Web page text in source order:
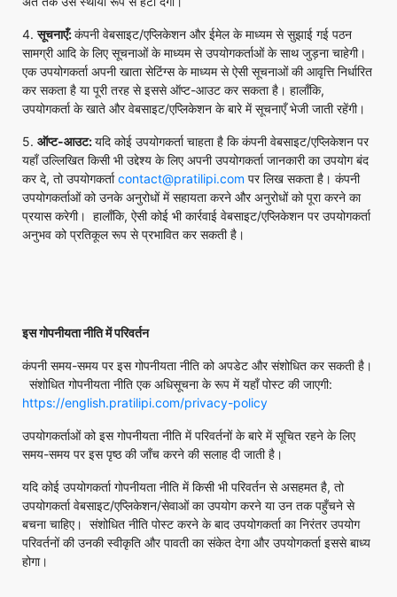
4.सूचनाएँ:कंपनी वेबसाइट/एप्लिकेशन और ईमेल के माध्यम से सुझाई गई पठन
सामग्री आदि के लिए सूचनाओं के माध्यम से उपयोगकर्ताओं के साथ जुड़ना चाहेगी।
एक उपयोगकर्ता अपनी खाता सेटिंग्स के माध्यम से ऐसी सूचनाओं की आवृत्ति निर्धारित
कर सकता है या पूरी तरह से इससे ऑप्ट-आउट कर सकता है। हालाँकि,
उपयोगकर्ता के खाते और वेबसाइट/एप्लिकेशन के बारे में सूचनाएँ भेजी जाती रहेंगी।
5. ऑप्ट-आउट:यदि कोई उपयोगकर्ता चाहता है कि कंपनी वेबसाइट/एप्लिकेशन पर
यहाँ उल्लिखित किसी भी उद्देश्य के लिए अपनी उपयोगकर्ता जानकारी का उपयोग बंद
कर दे, तो उपयोगकर्ताcontact@pratilipi.com पर लिख सकता है। कंपनी
उपयोगकर्ताओं को उनके अनुरोधों में सहायता करने और अनुरोधों को पूरा करने का
प्रयास करेगी। हालाँकि, ऐसी कोई भी कार्रवाई वेबसाइट/एप्लिकेशन पर उपयोगकर्ता
अनुभव को प्रतिकूल रूप से प्रभावित कर सकती है।
इस गोपनीयता नीति में परिवर्तन
कंपनी समय-समय पर इस गोपनीयता नीति को अपडेट और संशोधित कर सकती है।
संशोधित गोपनीयता नीति एक अधिसूचना के रूप में यहाँ पोस्ट की जाएगी:
https://english.pratilipi.com/privacy-policy
उपयोगकर्ताओं को इस गोपनीयता नीति में परिवर्तनों के बारे में सूचित रहने के लिए
समय-समय पर इस पृष्ठ की जाँच करने की सलाह दी जाती है।
यदि कोई उपयोगकर्ता गोपनीयता नीति में किसी भी परिवर्तन से असहमत है, तो
उपयोगकर्ता वेबसाइट/एप्लिकेशन/सेवाओं का उपयोग करने या उन तक पहुँचने से
बचना चाहिए। संशोधित नीति पोस्ट करने के बाद उपयोगकर्ता का निरंतर उपयोग
परिवर्तनों की उनकी स्वीकृति और पावती का संकेत देगा और उपयोगकर्ता इससे बाध्य
होगा।